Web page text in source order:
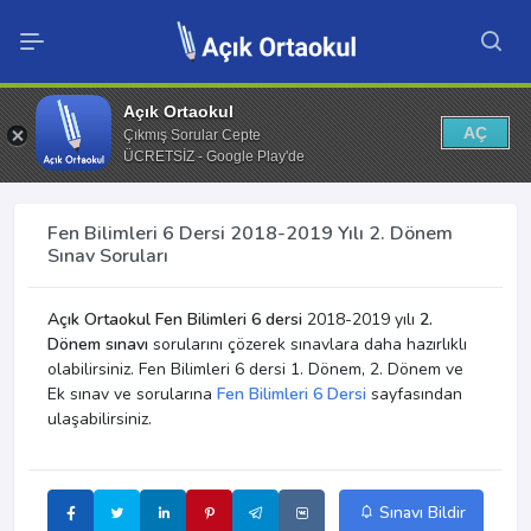
Açık Ortaokul
Çıkmış Sorular Cepte
ÜCRETSİZ - Google Play'de
AÇ
Fen Bilimleri 6 Dersi 2018-2019 Yılı 2. Dönem
Sınav Soruları
Açık Ortaokul Fen Bilimleri 6 dersi 2018-2019 yılı 2.
Dönem sınavı sorularını çözerek sınavlara daha hazırlıklı
olabilirsiniz. Fen Bilimleri 6 dersi 1. Dönem, 2. Dönem ve
Ek sınav ve sorularına Fen Bilimleri 6 Dersi sayfasından
ulaşabilirsiniz.
Sınavı Bildir